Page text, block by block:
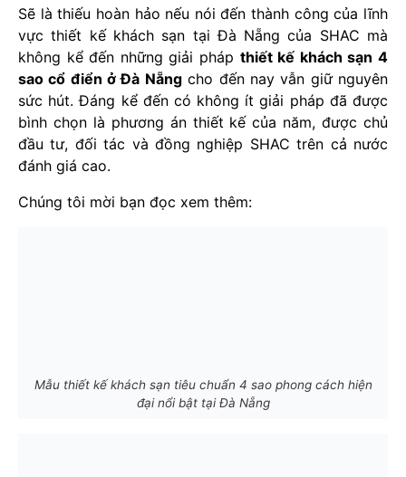
Sẽ là thiếu hoàn hảo nếu nói đến thành công của lĩnh
vực thiết kế khách sạn tại Đà Nẵng của SHAC mà
không kể đến những giải pháp thiết kế khách sạn 4
sao cổ điển ở Đà Nẵngcho đến nay vẫn giữ nguyên
sức hút. Đáng kể đến có không ít giải pháp đã được
bình chọn là phương án thiết kế của năm, được chủ
đầu tư, đối tác và đồng nghiệp SHAC trên cả nước
đánh giá cao.
Chúng tôi mời bạn đọc xem thêm:
Mẫu thiết kế khách sạn tiêu chuẩn 4 sao phong cách hiện
đại nổi bật tại Đà Nẵng